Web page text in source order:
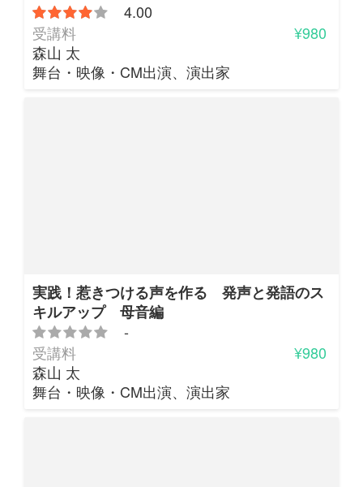
4.00
受講料
¥980
森山 太
舞台・映像・CM出演、演出家
実践！惹きつける声を作る 発声と発語のス
キルアップ 母音編
-
受講料
¥980
森山 太
舞台・映像・CM出演、演出家